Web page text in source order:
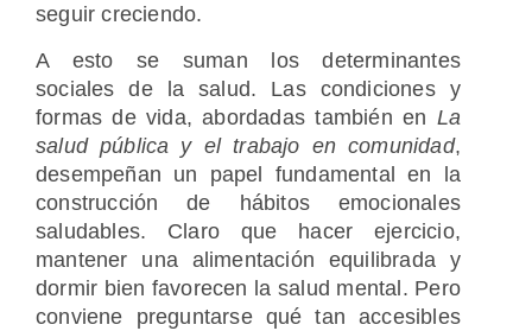
seguir creciendo.
A esto se suman los determinantes
sociales de la salud. Las condiciones y
formas de vida, abordadas también en La
salud pública y el trabajo en comunidad,
desempeñan un papel fundamental en la
construcción de hábitos emocionales
saludables. Claro que hacer ejercicio,
mantener una alimentación equilibrada y
dormir bien favorecen la salud mental. Pero
conviene preguntarse qué tan accesibles